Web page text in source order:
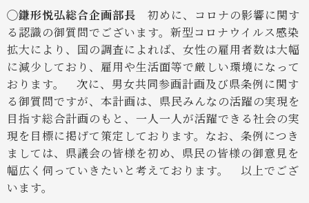
◯鎌形悦弘総合企画部長 初めに、コロナの影響に関す
る認識の御質問でございます。新型コロナウイルス感染
拡大により、国の調査によれば、女性の雇用者数は大幅
に減少しており、雇用や生活面等で厳しい環境になって
おります。
次に、男女共同参画計画及び県条例に関す
る御質問ですが、本計画は、県民みんなの活躍の実現を
目指す総合計画のもと、一人一人が活躍できる社会の実
現を目標に掲げて策定しております。なお、条例につき
ましては、県議会の皆様を初め、県民の皆様の御意見を
幅広く伺っていきたいと考えております。
以上でござ
います。